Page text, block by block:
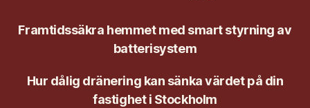
Framtidssäkra hemmet med smart styrning av
batterisystem
Hur dålig dränering kan sänka värdet på din
fastighet i Stockholm